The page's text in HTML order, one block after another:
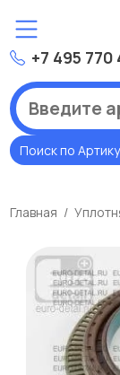
+7 495 770
Поиск по
Главная